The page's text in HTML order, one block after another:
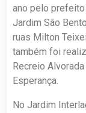
ano pelo prefeito
Jardim São
ruas Milton
também foi
Recreio
Esperança.
No Jardim